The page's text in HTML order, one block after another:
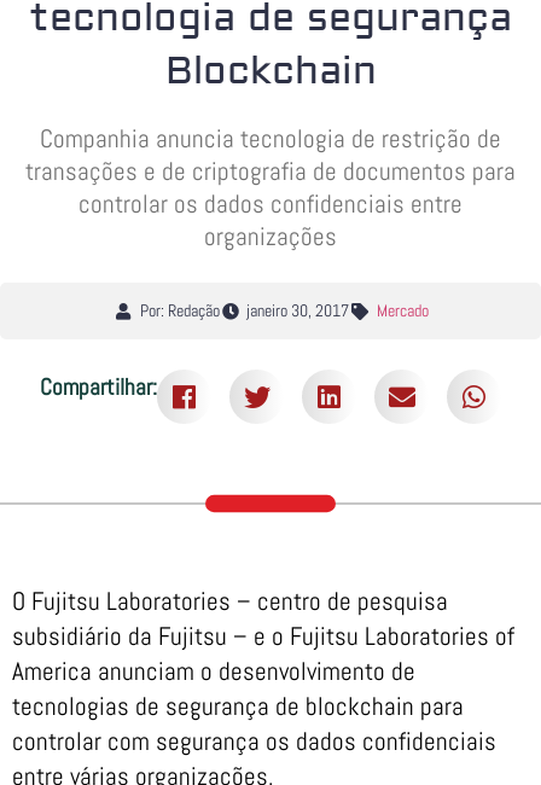
tecnologia de segurança
Blockchain
Companhia anuncia tecnologia de restrição de
transações e de criptografia de documentos para
controlar os dados confidenciais entre
organizações
Por: Redação janeiro 30, 2017 Mercado
Compartilhar:
O Fujitsu Laboratories – centro de pesquisa
subsidiário da Fujitsu – e o Fujitsu Laboratories of
America anunciam o desenvolvimento de
tecnologias de segurança de blockchain para
controlar com segurança os dados confidenciais
entre várias organizações.